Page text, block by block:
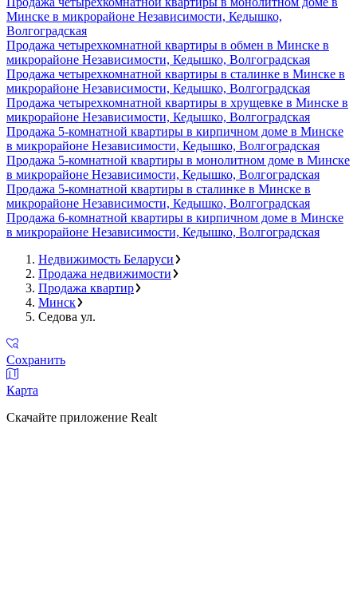
Минске в микрорайоне Независимости, Кедышко,
Волгоградская
Продажа четырехкомнатной квартиры в обмен в Минске в
микрорайоне Независимости, Кедышко, Волгоградская
Продажа четырехкомнатной квартиры в сталинке в Минске в
микрорайоне Независимости, Кедышко, Волгоградская
Продажа четырехкомнатной квартиры в хрущевке в Минске в
микрорайоне Независимости, Кедышко, Волгоградская
Продажа 5-комнатной квартиры в кирпичном доме в Минске
в микрорайоне Независимости, Кедышко, Волгоградская
Продажа 5-комнатной квартиры в монолитном доме в Минске
в микрорайоне Независимости, Кедышко, Волгоградская
Продажа 5-комнатной квартиры в сталинке в Минске в
микрорайоне Независимости, Кедышко, Волгоградская
Продажа 6-комнатной квартиры в кирпичном доме в Минске
в микрорайоне Независимости, Кедышко, Волгоградская
Недвижимость Беларуси
Продажа недвижимости
Продажа квартир
Минск
Седова ул.
Сохранить
Карта
Скачайте приложение Realt